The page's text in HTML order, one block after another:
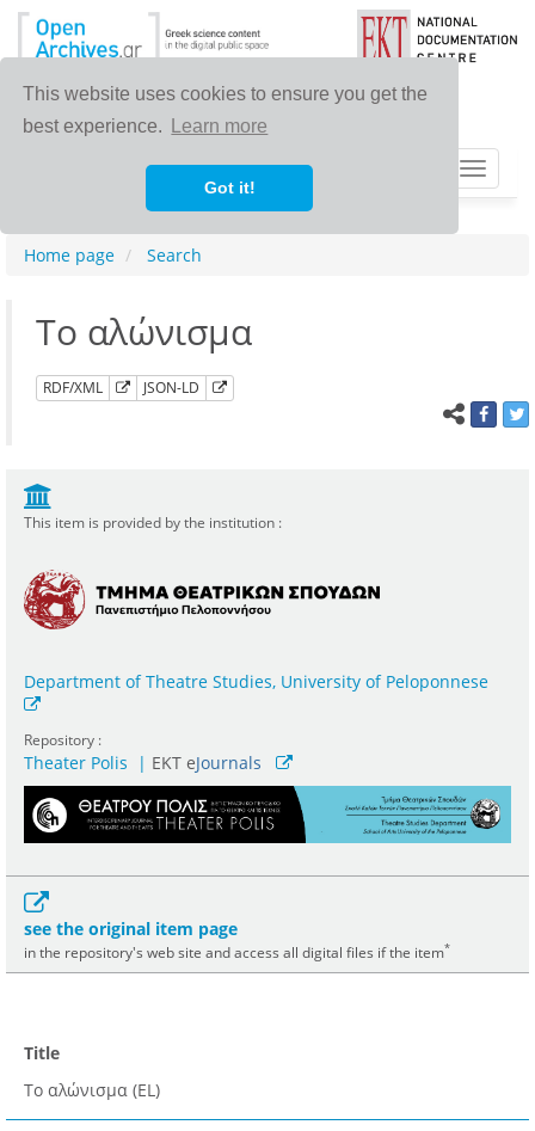
This website uses cookies to ensure you get the
best experience.
Learn more
Got it!
Toggle
Home page Search
Το αλώνισµα
RDF/XML JSON-LD
This item is provided by the institution :
Department of Theatre Studies, University of Peloponnese
Repository :
Theater Polis | ΕΚΤ eJournals
see the original item page
in the repository's web site and access all digital files if the item*
Title
Το αλώνισµα (EL)